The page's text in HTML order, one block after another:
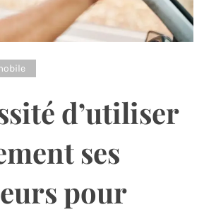
d’utiliser
ses
pour